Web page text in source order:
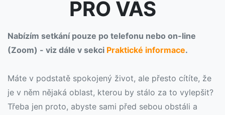
PRO VÁS
Nabízím setkání pouze po telefonu nebo on-line
(Zoom) - viz dále v sekci Praktické informace.
Máte v podstatě spokojený život, ale přesto cítíte, že
je v něm nějaká oblast, kterou by stálo za to vylepšit?
Třeba jen proto, abyste sami před sebou obstáli a